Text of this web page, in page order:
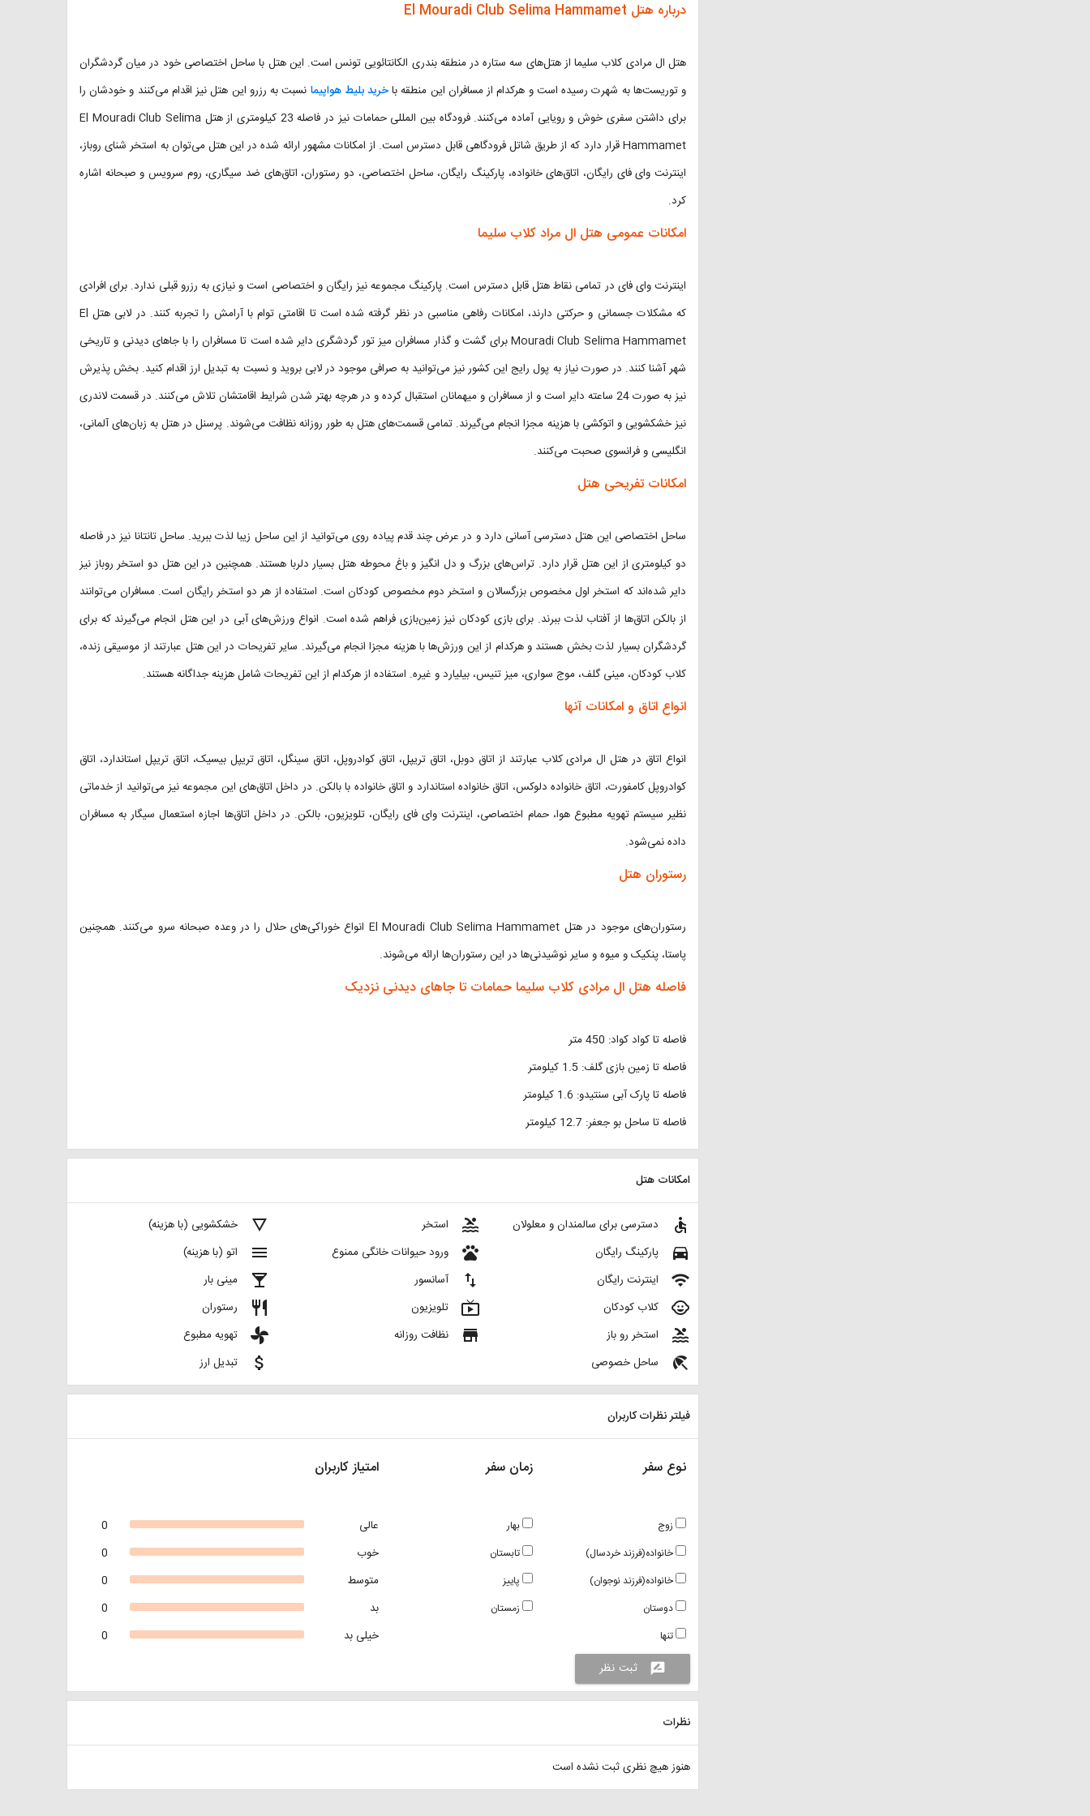
درباره هتل El Mouradi Club Selima Hammamet
هتل ال مرادی کلاب سلیما از هتل‌های سه ستاره در منطقه بندری الکانتائویی تونس است. این هتل با ساحل اختصاصی خود در میان گردشگران
و توریست‌ها به شهرت رسیده است و هرکدام از مسافران این منطقه باخرید بلیط هواپیما نسبت به رزرو این هتل نیز اقدام می‌کنند و خودشان را
برای داشتن سفری خوش و رویایی آماده می‌کنند. فرودگاه بین المللی حمامات نیز در فاصله 23 کیلومتری از هتل El Mouradi Club Selima
Hammamet قرار دارد که از طریق شاتل فرودگاهی قابل دسترس است. از امکانات مشهور ارائه شده در این هتل می‌توان به استخر شنای روباز،
اینترنت وای فای رایگان، اتاق‌های خانواده، پارکینگ رایگان، ساحل اختصاصی، دو رستوران، اتاق‌های ضد سیگاری، روم سرویس و صبحانه اشاره
کرد.
امکانات عمومی هتل ال مراد کلاب سلیما
اینترنت وای فای در تمامی نقاط هتل قابل دسترس است. پارکینگ مجموعه نیز رایگان و اختصاصی است و نیازی به رزرو قبلی ندارد. برای افرادی
که مشکلات جسمانی و حرکتی دارند، امکانات رفاهی مناسبی در نظر گرفته شده است تا اقامتی توام با آرامش را تجربه کنند. در لابی هتل El
Mouradi Club Selima Hammamet برای گشت و گذار مسافران میز تور گردشگری دایر شده است تا مسافران را با جاهای دیدنی و تاریخی
شهر آشنا کنند. در صورت نیاز به پول رایج این کشور نیز می‌توانید به صرافی موجود در لابی بروید و نسبت به تبدیل ارز اقدام کنید. بخش پذیرش
نیز به صورت 24 ساعته دایر است و از مسافران و میهمانان استقبال کرده و در هرچه بهتر شدن شرایط اقامتشان تلاش می‌کنند. در قسمت لاندری
نیز خشکشویی و اتوکشی با هزینه مجزا انجام می‌گیرند. تمامی قسمت‌های هتل به طور روزانه نظافت می‌شوند. پرسنل در هتل به زبان‌های آلمانی،
انگلیسی و فرانسوی صحبت می‌کنند.
امکانات تفریحی هتل
ساحل اختصاصی این هتل دسترسی آسانی دارد و در عرض چند قدم پیاده روی می‌توانید از این ساحل زیبا لذت ببرید. ساحل تانتانا نیز در فاصله
دو کیلومتری از این هتل قرار دارد. تراس‌های بزرگ و دل انگیز و باغ محوطه هتل بسیار دلربا هستند. همچنین در این هتل دو استخر روباز نیز
دایر شده‌اند که استخر اول مخصوص بزرگسالان و استخر دوم مخصوص کودکان است. استفاده از هر دو استخر رایگان است. مسافران می‌توانند
از بالکن اتاق‌ها از آفتاب لذت ببرند. برای بازی کودکان نیز زمین‌بازی فراهم شده است. انواع ورزش‌های آبی در این هتل انجام می‌گیرند که برای
گردشگران بسیار لذت بخش هستند و هرکدام از این ورزش‌ها با هزینه مجزا انجام می‌گیرند. سایر تفریحات در این هتل عبارتند از موسیقی زنده،
کلاب کودکان، مینی گلف، موج سواری، میز تنیس، بیلیارد و غیره. استفاده از هرکدام از این تفریحات شامل هزینه جداگانه هستند.
انواع اتاق و امکانات آنها
انواع اتاق در هتل ال مرادی کلاب عبارتند از اتاق دوبل، اتاق تریپل، اتاق کوادروپل، اتاق سینگل، اتاق تریپل بیسیک، اتاق تریپل استاندارد، اتاق
کوادروپل کامفورت، اتاق خانواده دلوکس، اتاق خانواده استاندارد و اتاق خانواده با بالکن. در داخل اتاق‌های این مجموعه نیز می‌توانید از خدماتی
نظیر سیستم تهویه مطبوع هوا، حمام اختصاصی، اینترنت وای فای رایگان، تلویزیون، بالکن. در داخل اتاق‌ها اجازه استعمال سیگار به مسافران
داده نمی‌شود.
رستوران هتل
رستوران‌های موجود در هتل El Mouradi Club Selima Hammamet انواع خوراکی‌های حلال را در وعده صبحانه سرو می‌کنند. همچنین
پاستا، پنکیک و میوه و سایر نوشیدنی‌ها در این رستوران‌ها ارائه می‌شوند.
فاصله هتل ال مرادی کلاب سلیما حمامات تا جاهای دیدنی نزدیک
فاصله تا کواد کواد: 450 متر
فاصله تا زمین بازی گلف: 1.5 کیلومتر
فاصله تا پارک آبی سنتیدو: 1.6 کیلومتر
فاصله تا ساحل بو جعفر: 12.7 کیلومتر
امکانات هتل
details خشکشویی (با هزینه)
menu اتو (با هزینه)
local_bar مینی بار
restaurant رستوران
toys تهویه مطبوع
attach_money تبدیل ارز
pool استخر
pets ورود حیوانات خانگی ممنوع
import_export آسانسور
live_tv تلویزیون
store نظافت روزانه
accessible دسترسی برای سالمندان و معلولان
directions_car پارکینگ رایگان
wifi اینترنت رایگان
child_care کلاب کودکان
pool استخر رو باز
beach_access ساحل خصوصی
فیلتر نظرات کاربران
امتیاز کاربران
0
عالی
0
خوب
0
متوسط
0
بد
0
خیلی بد
زمان سفر
بهار
تابستان
پاییز
زمستان
نوع سفر
زوج
خانواده(فرزند خردسال)
خانواده(فرزند نوجوان)
دوستان
تنها
rate_review
ثبت نظر
نظرات
هنوز هیچ نظری ثبت نشده است